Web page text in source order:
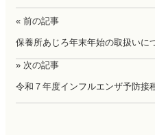
« 前の記事
保養所あじろ年末年始の取扱いに
» 次の記事
令和７年度インフルエンザ予防接